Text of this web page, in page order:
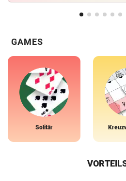
GAMES
Solitär